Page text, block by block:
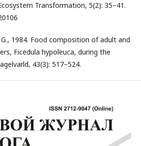
Transformation, 5(2): 35–41.
1984. Food composition of adult and
Ficedula hypoleuca, during the
43(3): 517–524.